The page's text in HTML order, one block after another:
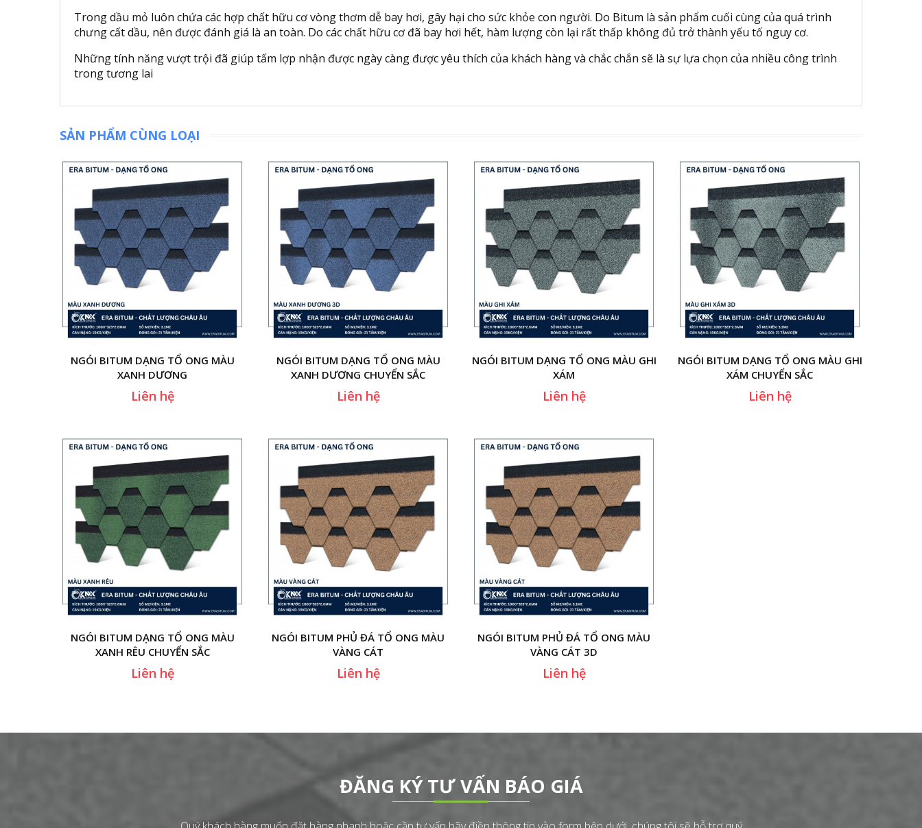
Trong dầu mỏ luôn chứa các hợp chất hữu cơ vòng thơm dễ bay hơi, gây hại cho sức khỏe con người. Do Bitum là sản phẩm cuối cùng của quá trình
chưng cất dầu, nên được đánh giá là an toàn. Do các chất hữu cơ đã bay hơi hết, hàm lượng còn lại rất thấp không đủ trở thành yếu tố nguy cơ.
Những tính năng vượt trội đã giúp tấm lợp nhận được ngày càng được yêu thích của khách hàng và chắc chắn sẽ là sự lựa chọn của nhiều công trình
trong tương lai
SẢN PHẨM CÙNG LOẠI
NGÓI BITUM DẠNG TỔ ONG MÀU
XANH DƯƠNG
Liên hệ
NGÓI BITUM DẠNG TỔ ONG MÀU
XANH DƯƠNG CHUYỂN SẮC
Liên hệ
NGÓI BITUM DẠNG TỔ ONG MÀU GHI
XÁM
Liên hệ
NGÓI BITUM DẠNG TỔ ONG MÀU GHI
XÁM CHUYỂN SẮC
Liên hệ
NGÓI BITUM DẠNG TỔ ONG MÀU
XANH RÊU CHUYỂN SẮC
Liên hệ
NGÓI BITUM PHỦ ĐÁ TỔ ONG MÀU
VÀNG CÁT
Liên hệ
NGÓI BITUM PHỦ ĐÁ TỔ ONG MÀU
VÀNG CÁT 3D
Liên hệ
ĐĂNG KÝ TƯ VẤN BÁO GIÁ